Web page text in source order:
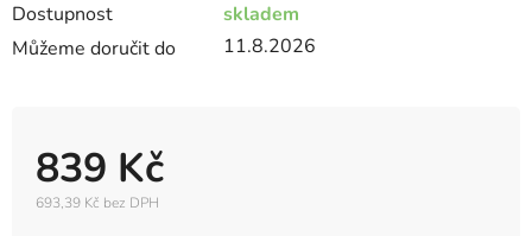
Dostupnost
skladem
Můžeme doručit do
11.8.2026
839 Kč
693,39 Kč bez DPH